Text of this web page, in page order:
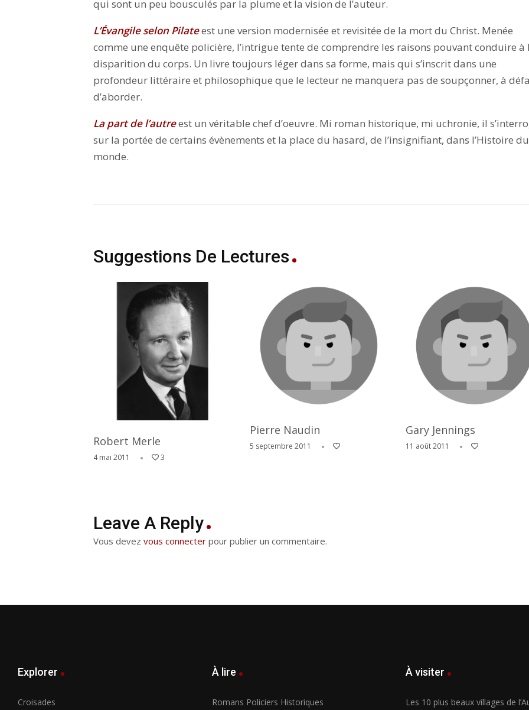
qui sont un peu bousculés par la plume et la vision de l’auteur.
L’Évangile selon Pilateest une version modernisée et revisitée de la mort du Christ. Menée
comme une enquête policière, l’intrigue tente de comprendre les raisons pouvant conduire à
disparition du corps. Un livre toujours léger dans sa forme, mais qui s’inscrit dans une
profondeur littéraire et philosophique que le lecteur ne manquera pas de soupçonner, à
d’aborder.
La part de l’autreest un véritable chef d’oeuvre. Mi roman historique, mi uchronie, il
sur la portée de certains évènements et la place du hasard, de l’insignifiant, dans l’Histoire du
monde.
Suggestions De Lectures
Robert Merle
4 mai 2011 3
Pierre Naudin
5 septembre 2011
Gary Jennings
11 août 2011
Leave A Reply
Vous devezvous connecter pour publier un commentaire.
Explorer
Croisades
À lire
Romans Policiers Historiques
À visiter
Les 10 plus beaux villages de